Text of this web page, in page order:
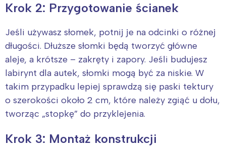
Krok 2: Przygotowanie ścianek
Jeśli używasz słomek, potnij je na odcinki o różnej
długości. Dłuższe słomki będą tworzyć główne
aleje, a krótsze – zakręty i zapory. Jeśli budujesz
labirynt dla autek, słomki mogą być za niskie. W
takim przypadku lepiej sprawdzą się paski tektury
o szerokości około 2 cm, które należy zgiąć u dołu,
tworząc „stopkę” do przyklejenia.
Krok 3: Montaż konstrukcji